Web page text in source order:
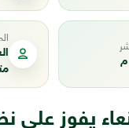
يفوز على